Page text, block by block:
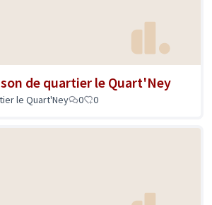
de quartier le Quart'Ney
le Quart'Ney 0 0